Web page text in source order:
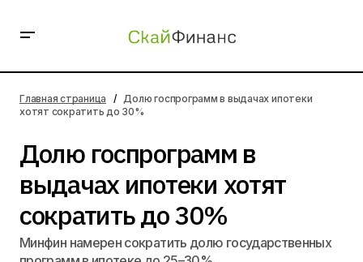
сократить до 30%
Главная страница
Долю госпрограмм в выдачах ипотеки
хотят сократить до 30%
Долю госпрограмм в
выдачах ипотеки хотят
сократить до 30%
Минфин намерен сократить долю государственных